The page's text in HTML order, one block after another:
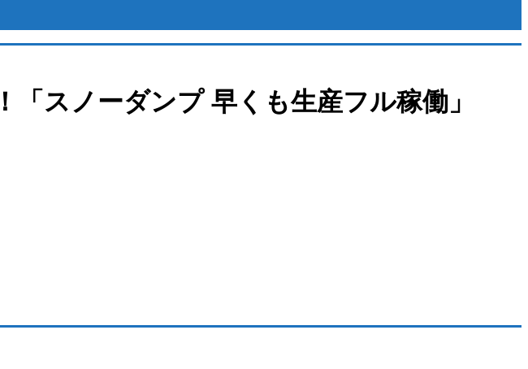
スノーダンプ 早くも生産フル稼働」